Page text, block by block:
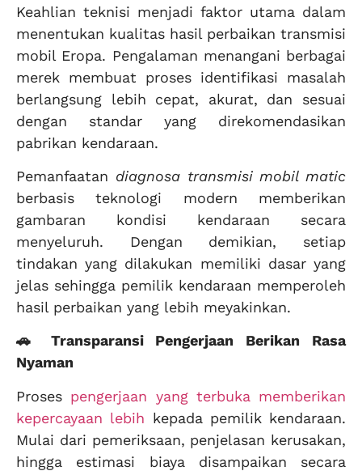
Keahlian teknisi menjadi faktor utama dalam
menentukan kualitas hasil perbaikan transmisi
mobil Eropa. Pengalaman menangani berbagai
merek membuat proses identifikasi masalah
berlangsung lebih cepat, akurat, dan sesuai
dengan standar yang direkomendasikan
pabrikan kendaraan.
Pemanfaatan diagnosa transmisi mobil matic
berbasis teknologi modern memberikan
gambaran kondisi kendaraan secara
menyeluruh. Dengan demikian, setiap
tindakan yang dilakukan memiliki dasar yang
jelas sehingga pemilik kendaraan memperoleh
hasil perbaikan yang lebih meyakinkan.
🚗 Transparansi Pengerjaan Berikan Rasa
Nyaman
Proses pengerjaan yang terbuka memberikan
kepercayaan lebih kepada pemilik kendaraan.
Mulai dari pemeriksaan, penjelasan kerusakan,
hingga estimasi biaya disampaikan secara